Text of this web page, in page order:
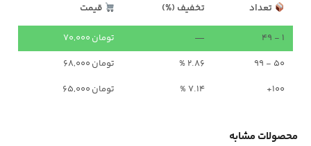
تعداد تخفیف (%) قیمت
1 - 49
— تومان
50 - 99
2.86 % تومان
100+
7.14 % تومان
محصولات مشابه